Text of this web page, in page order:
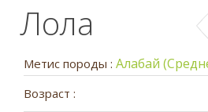
Лола
Метис породы : Алабай
Возраст :